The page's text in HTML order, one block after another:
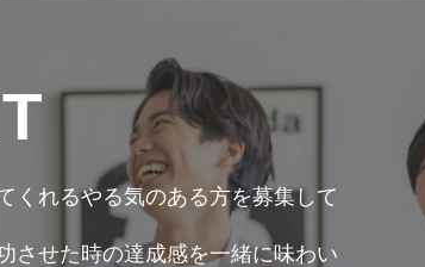
くれるやる気のある方を募集して
させた時の達成感を一緒に味わい